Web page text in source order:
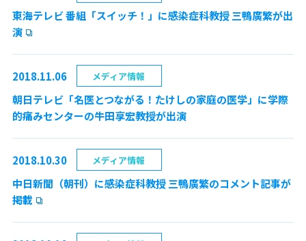
東海テレビ 番組「スイッチ！」に感染症科教授 三鴨廣繁が出
演
2018.11.06 メディア情報
朝日テレビ「名医とつながる！たけしの家庭の医学」に学際
的痛みセンターの牛田享宏教授が出演
2018.10.30 メディア情報
中日新聞（朝刊）に感染症科教授 三鴨廣繁のコメント記事が
掲載